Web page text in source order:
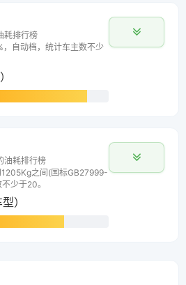
耗排行榜
自动档，统计车主数不少
油耗排行榜
之间(国标GB27999-
少于20。
）